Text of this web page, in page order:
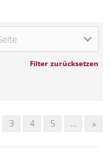
Filter zurücksetzen
3 4 5 ... »